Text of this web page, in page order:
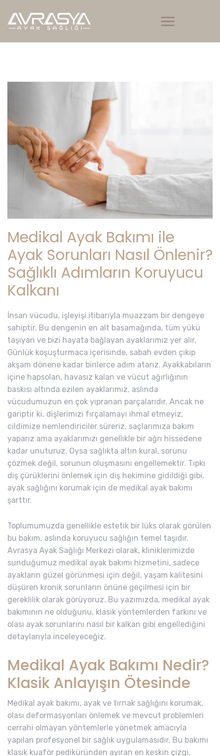
Medikal Ayak Bakımı ile
Ayak Sorunları Nasıl Önlenir?
Sağlıklı Adımların Koruyucu
Kalkanı
İnsan vücudu, işleyişi itibarıyla muazzam bir dengeye
sahiptir. Bu dengenin en alt basamağında, tüm yükü
taşıyan ve bizi hayata bağlayan ayaklarımız yer alır.
Günlük koşuşturmaca içerisinde, sabah evden çıkıp
akşam dönene kadar binlerce adım atarız. Ayakkabıların
içine hapsolan, havasız kalan ve vücut ağırlığının
baskısı altında ezilen ayaklarımız, aslında
vücudumuzun en çok yıpranan parçalarıdır. Ancak ne
gariptir ki, dişlerimizi fırçalamayı ihmal etmeyiz,
cildimize nemlendiriciler süreriz, saçlarımıza bakım
yaparız ama ayaklarımızı genellikle bir ağrı hissedene
kadar unuturuz. Oysa sağlıkta altın kural, sorunu
çözmek değil, sorunun oluşmasını engellemektir. Tıpkı
diş çürüklerini önlemek için diş hekimine gidildiği gibi,
ayak sağlığını korumak için de medikal ayak bakımı
şarttır.
Toplumumuzda genellikle estetik bir lüks olarak görülen
bu bakım, aslında koruyucu sağlığın temel taşıdır.
Avrasya Ayak Sağlığı Merkezi olarak, kliniklerimizde
sunduğumuz medikal ayak bakımı hizmetini, sadece
ayakların güzel görünmesi için değil, yaşam kalitesini
düşüren kronik sorunların önüne geçilmesi için bir
gereklilik olarak görüyoruz. Bu yazımızda, medikal ayak
bakımının ne olduğunu, klasik yöntemlerden farkını ve
olası ayak sorunlarını nasıl bir kalkan gibi engellediğini
detaylarıyla inceleyeceğiz.
Medikal Ayak Bakımı Nedir?
Klasik Anlayışın Ötesinde
Medikal ayak bakımı, ayak ve tırnak sağlığını korumak,
olası deformasyonları önlemek ve mevcut problemleri
cerrahi olmayan yöntemlerle yönetmek amacıyla
yapılan profesyonel bir sağlık uygulamasıdır. Bu bakımı
klasik kuaför pediküründen ayıran en keskin çizgi,